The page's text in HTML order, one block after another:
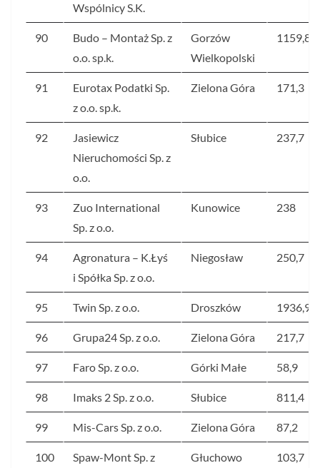
Wspólnicy S.K.
90
Budo – Montaż Sp. z
o.o. sp.k.
Gorzów
Wielkopolski
1159,8
91
Eurotax Podatki Sp.
z o.o. sp.k.
Zielona Góra 171,3
92
Jasiewicz
Nieruchomości Sp. z
o.o.
Słubice 237,7
93
Zuo International
Sp. z o.o.
Kunowice 238
94
Agronatura – K.Łyś
i Spółka Sp. z o.o.
Niegosław 250,7
95 Twin Sp. z o.o. Droszków 1936,9
96 Grupa24 Sp. z o.o. Zielona Góra 217,7
97 Faro Sp. z o.o. Górki Małe 58,9
98 Imaks 2 Sp. z o.o. Słubice 811,4
99 Mis-Cars Sp. z o.o. Zielona Góra 87,2
100 Spaw-Mont Sp. z Głuchowo 103,7